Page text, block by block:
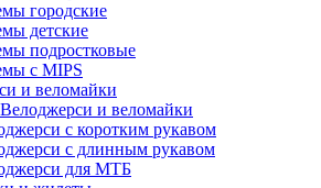
городские
детские
подростковые
с MIPS
и веломайки
и веломайки
с коротким рукавом
с длинным рукавом
для МТБ